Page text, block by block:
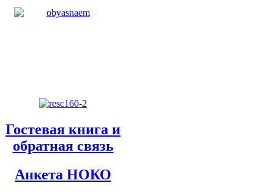
Гостевая книга и
обратная связь
Анкета НОКО